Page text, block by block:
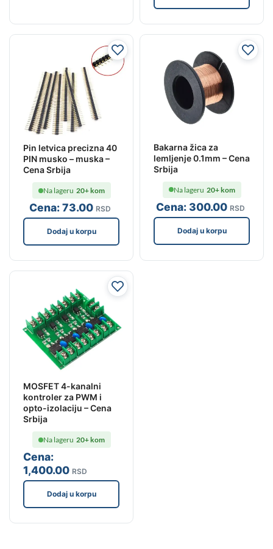
Pin letvica precizna 40
PIN musko – muska –
Cena Srbija
Cena:73.00 RSD
Na lageru 20+ kom
Dodaj u korpu
Bakarna žica za
lemljenje 0.1mm – Cena
Srbija
Cena:300.00 RSD
Na lageru 20+ kom
Dodaj u korpu
MOSFET 4-kanalni
kontroler za PWM i
opto-izolaciju – Cena
Srbija
Cena:
1,400.00 RSD
Na lageru 20+ kom
Dodaj u korpu